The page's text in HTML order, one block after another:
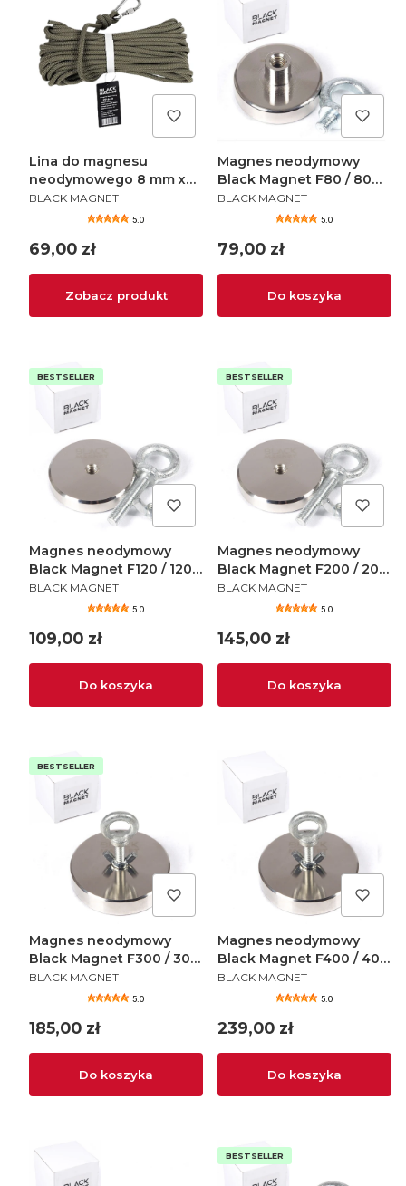
Lina do magnesu
neodymowego 8 mm x
20 m
PRODUCENT
BLACK MAGNET
5.0
Cena
69,00 zł
Zobacz produkt
Magnes neodymowy
Black Magnet F80 / 80
kg
PRODUCENT
BLACK MAGNET
5.0
Cena
79,00 zł
Do koszyka
BESTSELLER
Magnes neodymowy
Black Magnet F120 / 120
kg
PRODUCENT
BLACK MAGNET
5.0
Cena
109,00 zł
Do koszyka
BESTSELLER
Magnes neodymowy
Black Magnet F200 / 200
kg
PRODUCENT
BLACK MAGNET
5.0
Cena
145,00 zł
Do koszyka
BESTSELLER
Magnes neodymowy
Black Magnet F300 / 300
kg
PRODUCENT
BLACK MAGNET
5.0
Cena
185,00 zł
Do koszyka
Magnes neodymowy
Black Magnet F400 / 400
kg
PRODUCENT
BLACK MAGNET
5.0
Cena
239,00 zł
Do koszyka
BESTSELLER